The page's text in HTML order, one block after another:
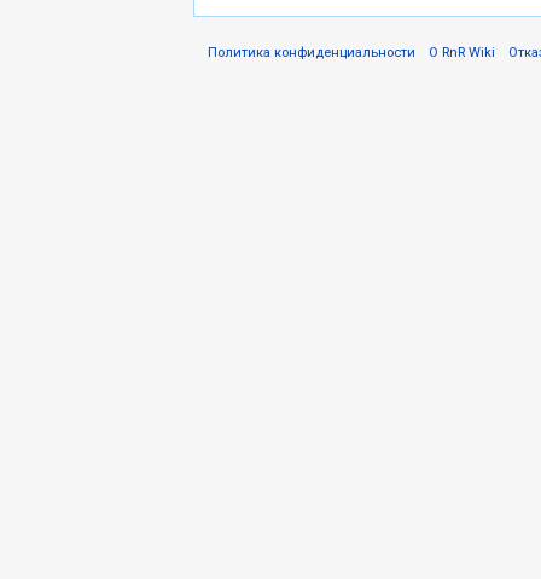
Политика конфиденциальности О RnR Wiki